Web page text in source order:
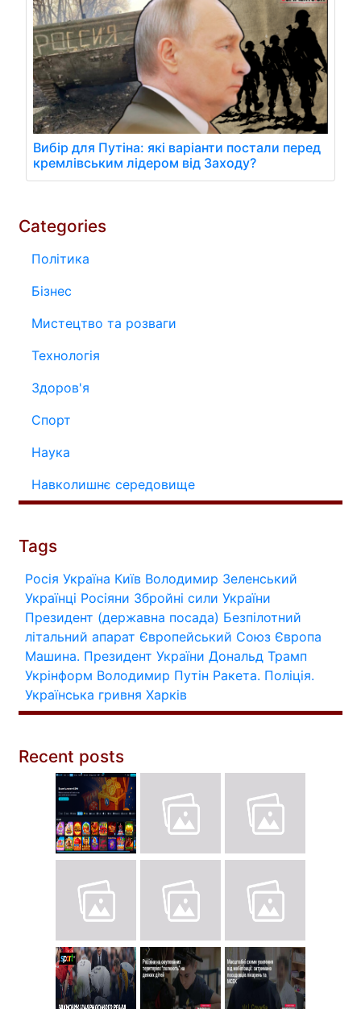
Вибір для Путіна: які варіанти постали перед
кремлівським лідером від Заходу?
Categories
Політика
Бізнес
Мистецтво та розваги
Технологія
Здоров'я
Спорт
Наука
Навколишнє середовище
Tags
Росія Україна Київ Володимир Зеленський
Українці Росіяни Збройні сили України
Президент (державна посада) Безпілотний
літальний апарат Європейський Союз Європа
Машина. Президент України Дональд Трамп
Укрінформ Володимир Путін Ракета. Поліція.
Українська гривня Харків
Recent posts